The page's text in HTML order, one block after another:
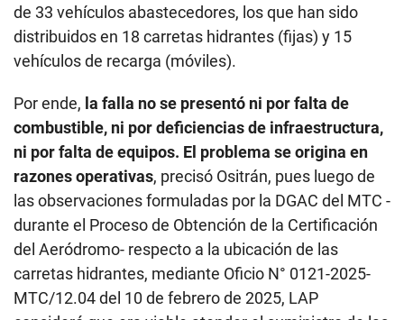
de 33 vehículos abastecedores, los que han sido
distribuidos en 18 carretas hidrantes (fijas) y 15
vehículos de recarga (móviles).
Por ende, la falla no se presentó ni por falta de
combustible, ni por deficiencias de infraestructura,
ni por falta de equipos. El problema se origina en
razones operativas, precisó Ositrán, pues luego de
las observaciones formuladas por la DGAC del MTC -
durante el Proceso de Obtención de la Certificación
del Aeródromo- respecto a la ubicación de las
carretas hidrantes, mediante Oficio N° 0121-2025-
MTC/12.04 del 10 de febrero de 2025, LAP